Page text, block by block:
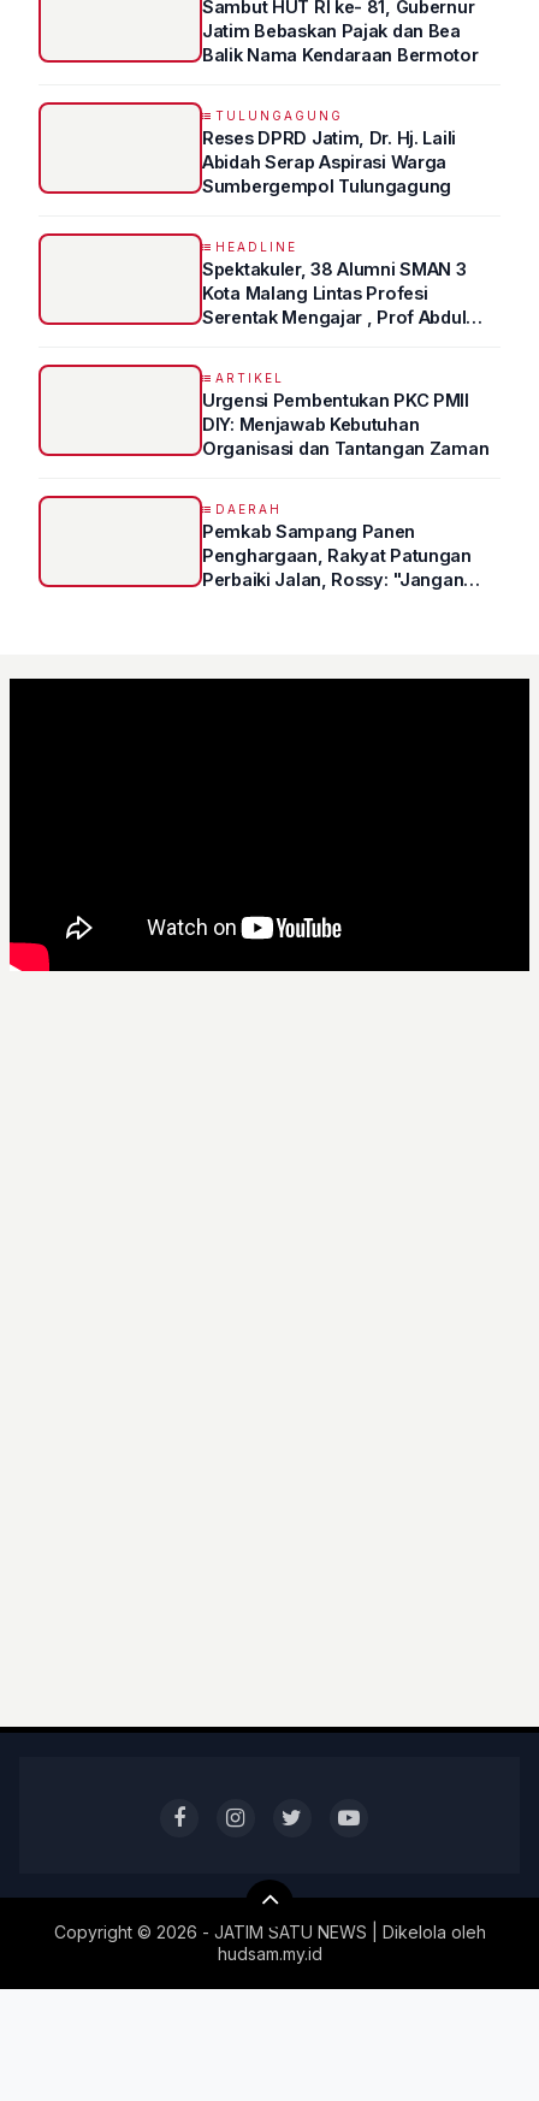
Sambut HUT RI ke- 81, Gubernur
Jatim Bebaskan Pajak dan Bea
Balik Nama Kendaraan Bermotor
TULUNGAGUNG
Reses DPRD Jatim, Dr. Hj. Laili
Abidah Serap Aspirasi Warga
Sumbergempol Tulungagung
HEADLINE
Spektakuler, 38 Alumni SMAN 3
Kota Malang Lintas Profesi
Serentak Mengajar , Prof Abdul
ARTIKEL
Urgensi Pembentukan PKC PMII
DIY: Menjawab Kebutuhan
Organisasi dan Tantangan Zaman
DAERAH
Pemkab Sampang Panen
Penghargaan, Rakyat Patungan
Perbaiki Jalan, Rossy: "Jangan
Copyright © 2026 - JATIM SATU NEWS | Dikelola oleh
hudsam.my.id